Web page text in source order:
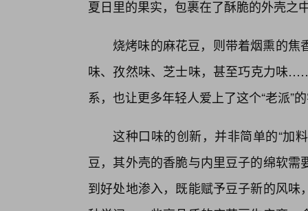
夏日里的果实，包裹在了酥脆的外壳之
烧烤味的麻花豆，则带着烟熏的
味、孜然味、芝士味，甚至巧克力味
系，也让更多年轻人爱上了这个“老派”
这种口味的创新，并非简单的“加
豆，其外壳的香脆与内里豆子的绵软
到好处地渗入，既能赋予豆子新的风